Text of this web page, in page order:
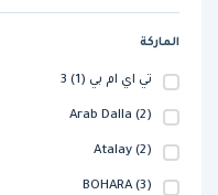
الماركة
3 تي اي ام بي (1)
Arab Dalla (2)
Atalay (2)
BOHARA(3)